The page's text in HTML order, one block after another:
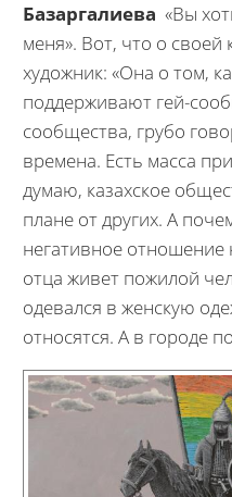
Базаргалиева «Вы
меня». Вот, что о своей
художник: «Она о том,
поддерживают гей-
сообщества, грубо
времена. Есть масса
думаю, казахское
плане от других. А
негативное отношение
отца живет пожилой
одевался в женскую
относятся. А в городе